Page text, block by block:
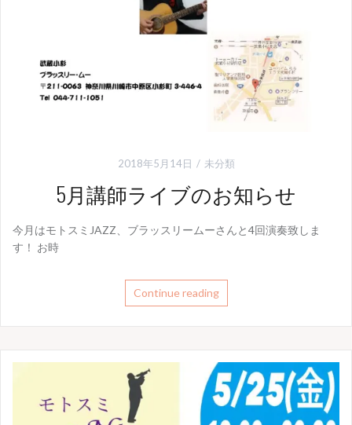
2018年5月14日 未分類
5月講師ライブのお知らせ
今月はモトスミJAZZ、ブラッスリームーさんと4回演奏致しま
す！ お時
Continue reading